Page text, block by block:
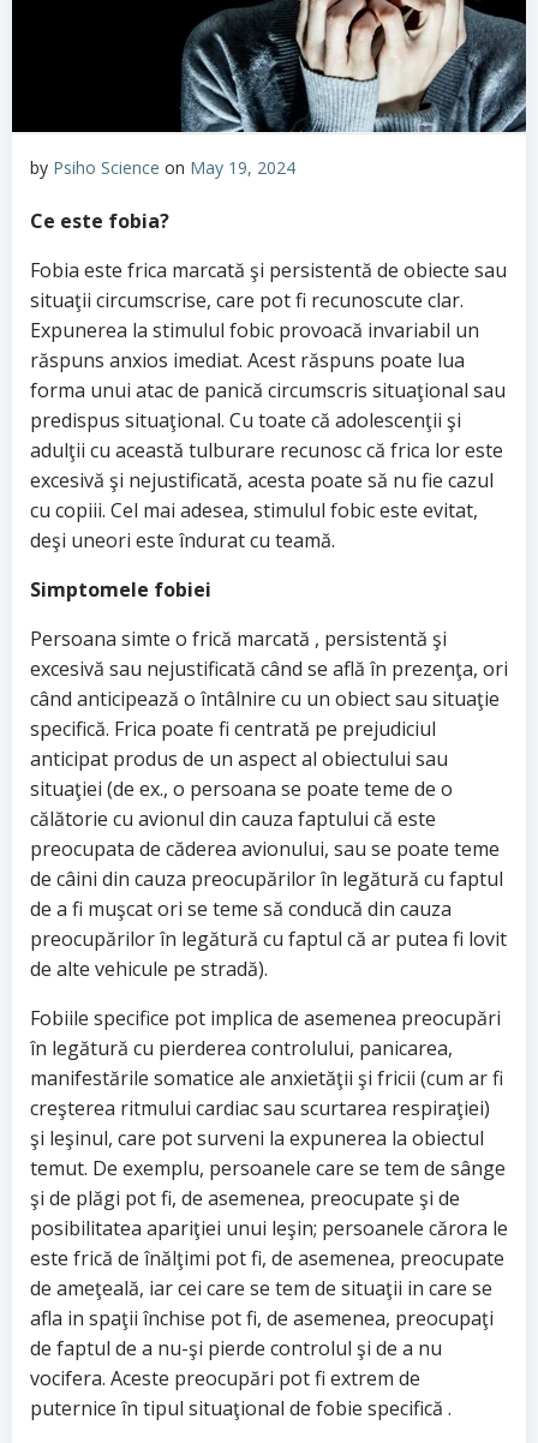
by Psiho Science on May 19, 2024
Ce este fobia?
Fobia este frica marcată şi persistentă de obiecte sau
situaţii circumscrise, care pot fi recunoscute clar.
Expunerea la stimulul fobic provoacă invariabil un
răspuns anxios imediat. Acest răspuns poate lua
forma unui atac de panică circumscris situaţional sau
predispus situaţional. Cu toate că adolescenţii şi
adulţii cu această tulburare recunosc că frica lor este
excesivă şi nejustificată, acesta poate să nu fie cazul
cu copiii. Cel mai adesea, stimulul fobic este evitat,
deşi uneori este îndurat cu teamă.
Simptomele fobiei
Persoana simte o frică marcată , persistentă şi
excesivă sau nejustificată când se află în prezenţa, ori
când anticipează o întâlnire cu un obiect sau situaţie
specifică. Frica poate fi centrată pe prejudiciul
anticipat produs de un aspect al obiectului sau
situaţiei (de ex., o persoana se poate teme de o
călătorie cu avionul din cauza faptului că este
preocupata de căderea avionului, sau se poate teme
de câini din cauza preocupărilor în legătură cu faptul
de a fi muşcat ori se teme să conducă din cauza
preocupărilor în legătură cu faptul că ar putea fi lovit
de alte vehicule pe stradă).
Fobiile specifice pot implica de asemenea preocupări
în legătură cu pierderea controlului, panicarea,
manifestările somatice ale anxietăţii şi fricii (cum ar fi
creşterea ritmului cardiac sau scurtarea respiraţiei)
şi leşinul, care pot surveni la expunerea la obiectul
temut. De exemplu, persoanele care se tem de sânge
şi de plăgi pot fi, de asemenea, preocupate şi de
posibilitatea apariţiei unui leşin; persoanele cărora le
este frică de înălţimi pot fi, de asemenea, preocupate
de ameţeală, iar cei care se tem de situaţii in care se
afla in spaţii închise pot fi, de asemenea, preocupaţi
de faptul de a nu-şi pierde controlul şi de a nu
vocifera. Aceste preocupări pot fi extrem de
puternice în tipul situaţional de fobie specifică .